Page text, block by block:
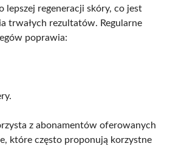
lepszej regeneracji skóry, co jest
trwałych rezultatów. Regularne
poprawia:
z abonamentów oferowanych
które często proponują korzystne